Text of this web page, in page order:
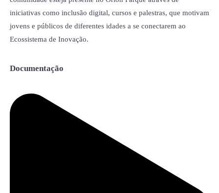
iniciativas como inclusão digital, cursos e palestras, que motivam
jovens e públicos de diferentes idades a se conectarem ao
Ecossistema de Inovação.
Documentação